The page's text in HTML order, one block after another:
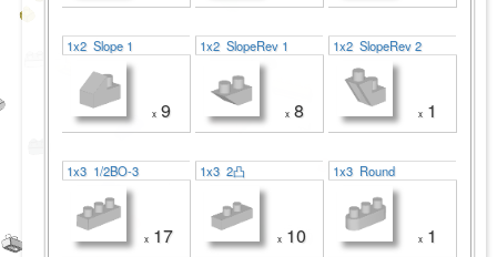
1x2 Slope 1
x 9
1x2 SlopeRev 1
x 8
1x2 SlopeRev 2
x 1
1x3 1/2BO-3
x 17
1x3 2凸
x 10
1x3 Round
x 1